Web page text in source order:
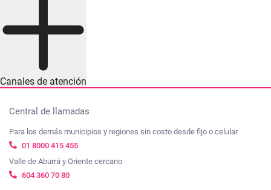
Canales de atención
Central de llamadas
Para los demás municipios y regiones sin costo desde fijo o celular
01 8000 415 455
Valle de Aburrá y Oriente cercano
604 360 70 80